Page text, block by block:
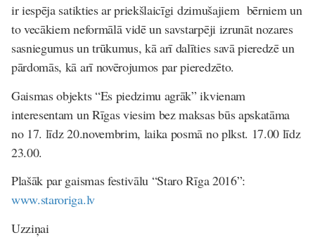
ir iespēja satikties ar priekšlaicīgi dzimušajiem bērniem un
to vecākiem neformālā vidē un savstarpēji izrunāt nozares
sasniegumus un trūkumus, kā arī dalīties savā pieredzē un
pārdomās, kā arī novērojumos par pieredzēto.
Gaismas objekts “Es piedzimu agrāk” ikvienam
interesentam un Rīgas viesim bez maksas būs apskatāma
no 17. līdz 20.novembrim, laika posmā no plkst. 17.00 līdz
23.00.
Plašāk par gaismas festivālu “Staro Rīga 2016”:
www.staroriga.lv
Uzziņai